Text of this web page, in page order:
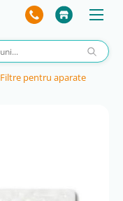
Filtre pentru aparate